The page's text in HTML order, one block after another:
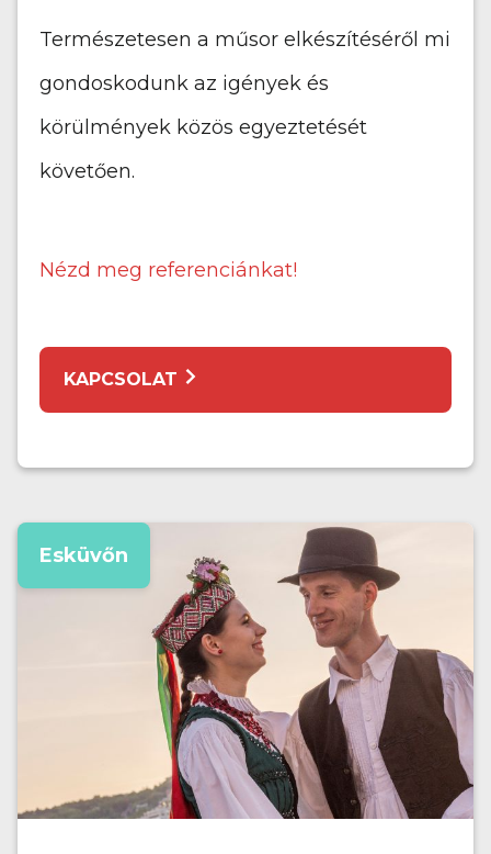
Természetesen a műsor elkészítéséről mi
gondoskodunk az igények és
körülmények közös egyeztetését
követően.
Nézd meg referenciánkat!
KAPCSOLAT
Esküvőn